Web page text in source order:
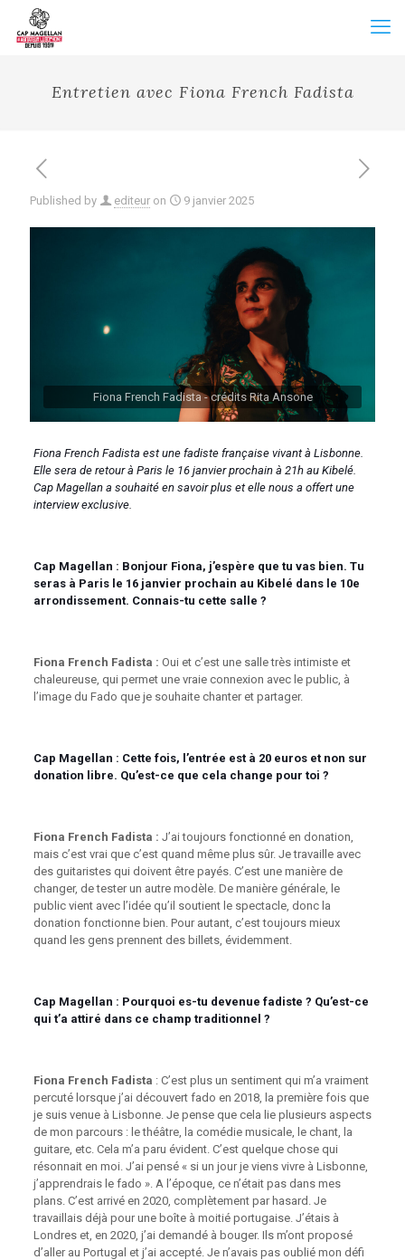
Entretien avec Fiona French Fadista
Published by editeur on 9 janvier 2025
Fiona French Fadista - crédits Rita Ansone
Fiona French Fadista est une fadiste française vivant à Lisbonne.
Elle sera de retour à Paris le 16 janvier prochain à 21h au Kibelé.
Cap Magellan a souhaité en savoir plus et elle nous a offert une
interview exclusive.
Cap Magellan : Bonjour Fiona, j’espère que tu vas bien. Tu
seras à Paris le 16 janvier prochain au Kibelé dans le 10e
arrondissement. Connais-tu cette salle ?
Fiona French Fadista : Oui et c’est une salle très intimiste et
chaleureuse, qui permet une vraie connexion avec le public, à
l’image du Fado que je souhaite chanter et partager.
Cap Magellan : Cette fois, l’entrée est à 20 euros et non sur
donation libre. Qu’est-ce que cela change pour toi ?
Fiona French Fadista : J’ai toujours fonctionné en donation,
mais c’est vrai que c’est quand même plus sûr. Je travaille avec
des guitaristes qui doivent être payés. C’est une manière de
changer, de tester un autre modèle. De manière générale, le
public vient avec l’idée qu’il soutient le spectacle, donc la
donation fonctionne bien. Pour autant, c’est toujours mieux
quand les gens prennent des billets, évidemment.
Cap Magellan : Pourquoi es-tu devenue fadiste ? Qu’est-ce
qui t’a attiré dans ce champ traditionnel ?
Fiona French Fadista : C’est plus un sentiment qui m’a vraiment
percuté lorsque j’ai découvert fado en 2018, la première fois que
je suis venue à Lisbonne. Je pense que cela lie plusieurs aspects
de mon parcours : le théâtre, la comédie musicale, le chant, la
guitare, etc. Cela m’a paru évident. C’est quelque chose qui
résonnait en moi. J’ai pensé « si un jour je viens vivre à Lisbonne,
j’apprendrais le fado ». A l’époque, ce n’était pas dans mes
plans. C’est arrivé en 2020, complètement par hasard. Je
travaillais déjà pour une boîte à moitié portugaise. J’étais à
Londres et, en 2020, j’ai demandé à bouger. Ils m’ont proposé
d’aller au Portugal et j’ai accepté. Je n’avais pas oublié mon défi